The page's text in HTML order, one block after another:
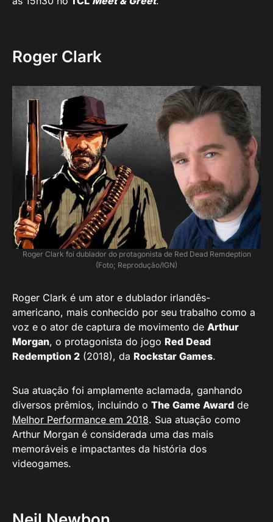
Roger Clark
Roger Clark foi dublador do protagonista de Red Dead Remdeption
(Foto; Reprodução/IGN)
Roger Clark é um ator e dublador irlandês-
americano, mais conhecido por seu trabalho como a
voz e o ator de captura de movimento de Arthur
Morgan, o protagonista do jogo Red Dead
Redemption 2 (2018), da Rockstar Games.
Sua atuação foi amplamente aclamada, ganhando
diversos prêmios, incluindo o The Game Award de
Melhor Performance em 2018. Sua atuação como
Arthur Morgan é considerada uma das mais
memoráveis e impactantes da história dos
videogames.